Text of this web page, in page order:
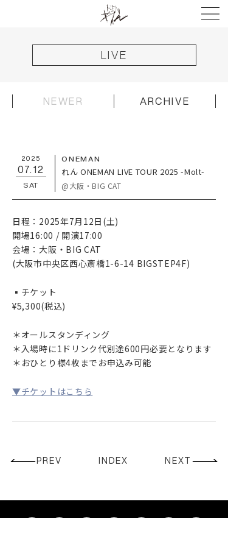
NEWS
LIVE
VIDEO
PROFILE
LIVE
NEWER ARCHIVE
2025
07.12
SAT
ONEMAN
れん ONEMAN LIVE TOUR 2025 -Molt-
@大阪・BIG CAT
日程：2025年7月12日(土)
開場16:00 / 開演17:00
会場：大阪・BIG CAT
(大阪市中央区西心斎橋1-6-14 BIGSTEP4F)
▪️チケット
¥5,300(税込)
＊オールスタンディング
＊入場時に1ドリンク代別途600円必要となります
＊おひとり様4枚までお申込み可能
▼チケットはこちら
PREV INDEX NEXT